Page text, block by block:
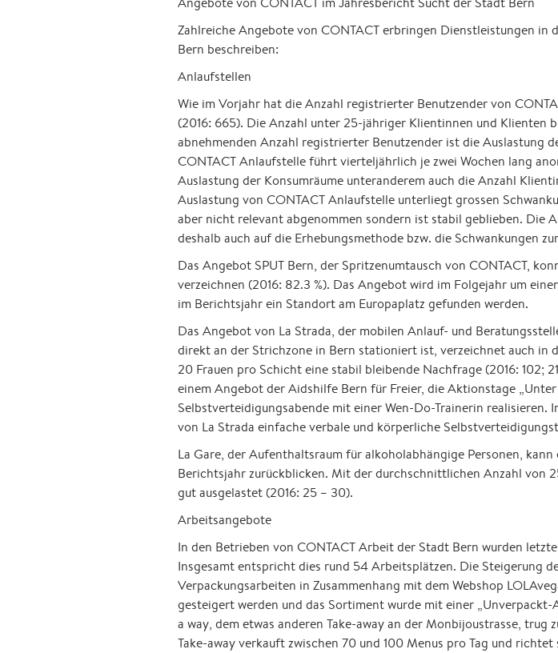
Zahlreiche Angebote von CONTACT erbringen Dienstleistungen
Bern beschreiben:
Anlaufstellen
Wie im Vorjahr hat die Anzahl registrierter Benutzender von
(2016: 665). Die Anzahl unter 25-jähriger Klientinnen und Klienten
abnehmenden Anzahl registrierter Benutzender ist die Auslastung
CONTACT Anlaufstelle führt vierteljährlich je zwei Wochen lang
Auslastung der Konsumräume unteranderem auch die Anzahl
Auslastung von CONTACT Anlaufstelle unterliegt grossen
aber nicht relevant abgenommen sondern ist stabil geblieben. Die
deshalb auch auf die Erhebungsmethode bzw. die Schwankungen
Das Angebot SPUT Bern, der Spritzenumtausch von CONTACT,
verzeichnen (2016: 82.3 %). Das Angebot wird im Folgejahr um
im Berichtsjahr ein Standort am Europaplatz gefunden werden.
Das Angebot von La Strada, der mobilen Anlauf- und
direkt an der Strichzone in Bern stationiert ist, verzeichnet auch
20 Frauen pro Schicht eine stabil bleibende Nachfrage (2016: 102;
einem Angebot der Aidshilfe Bern für Freier, die Aktionstage
Selbstverteidigungsabende mit einer Wen-Do-Trainerin realisieren.
von La Strada einfache verbale und körperliche
La Gare, der Aufenthaltsraum für alkoholabhängige Personen,
Berichtsjahr zurückblicken. Mit der durchschnittlichen Anzahl von
gut ausgelastet (2016: 25 – 30).
Arbeitsangebote
In den Betrieben von CONTACT Arbeit der Stadt Bern wurden
Insgesamt entspricht dies rund 54 Arbeitsplätzen. Die Steigerung
Verpackungsarbeiten in Zusammenhang mit dem Webshop
gesteigert werden und das Sortiment wurde mit einer
a way, dem etwas anderen Take-away an der Monbijoustrasse,
Take-away verkauft zwischen 70 und 100 Menus pro Tag und